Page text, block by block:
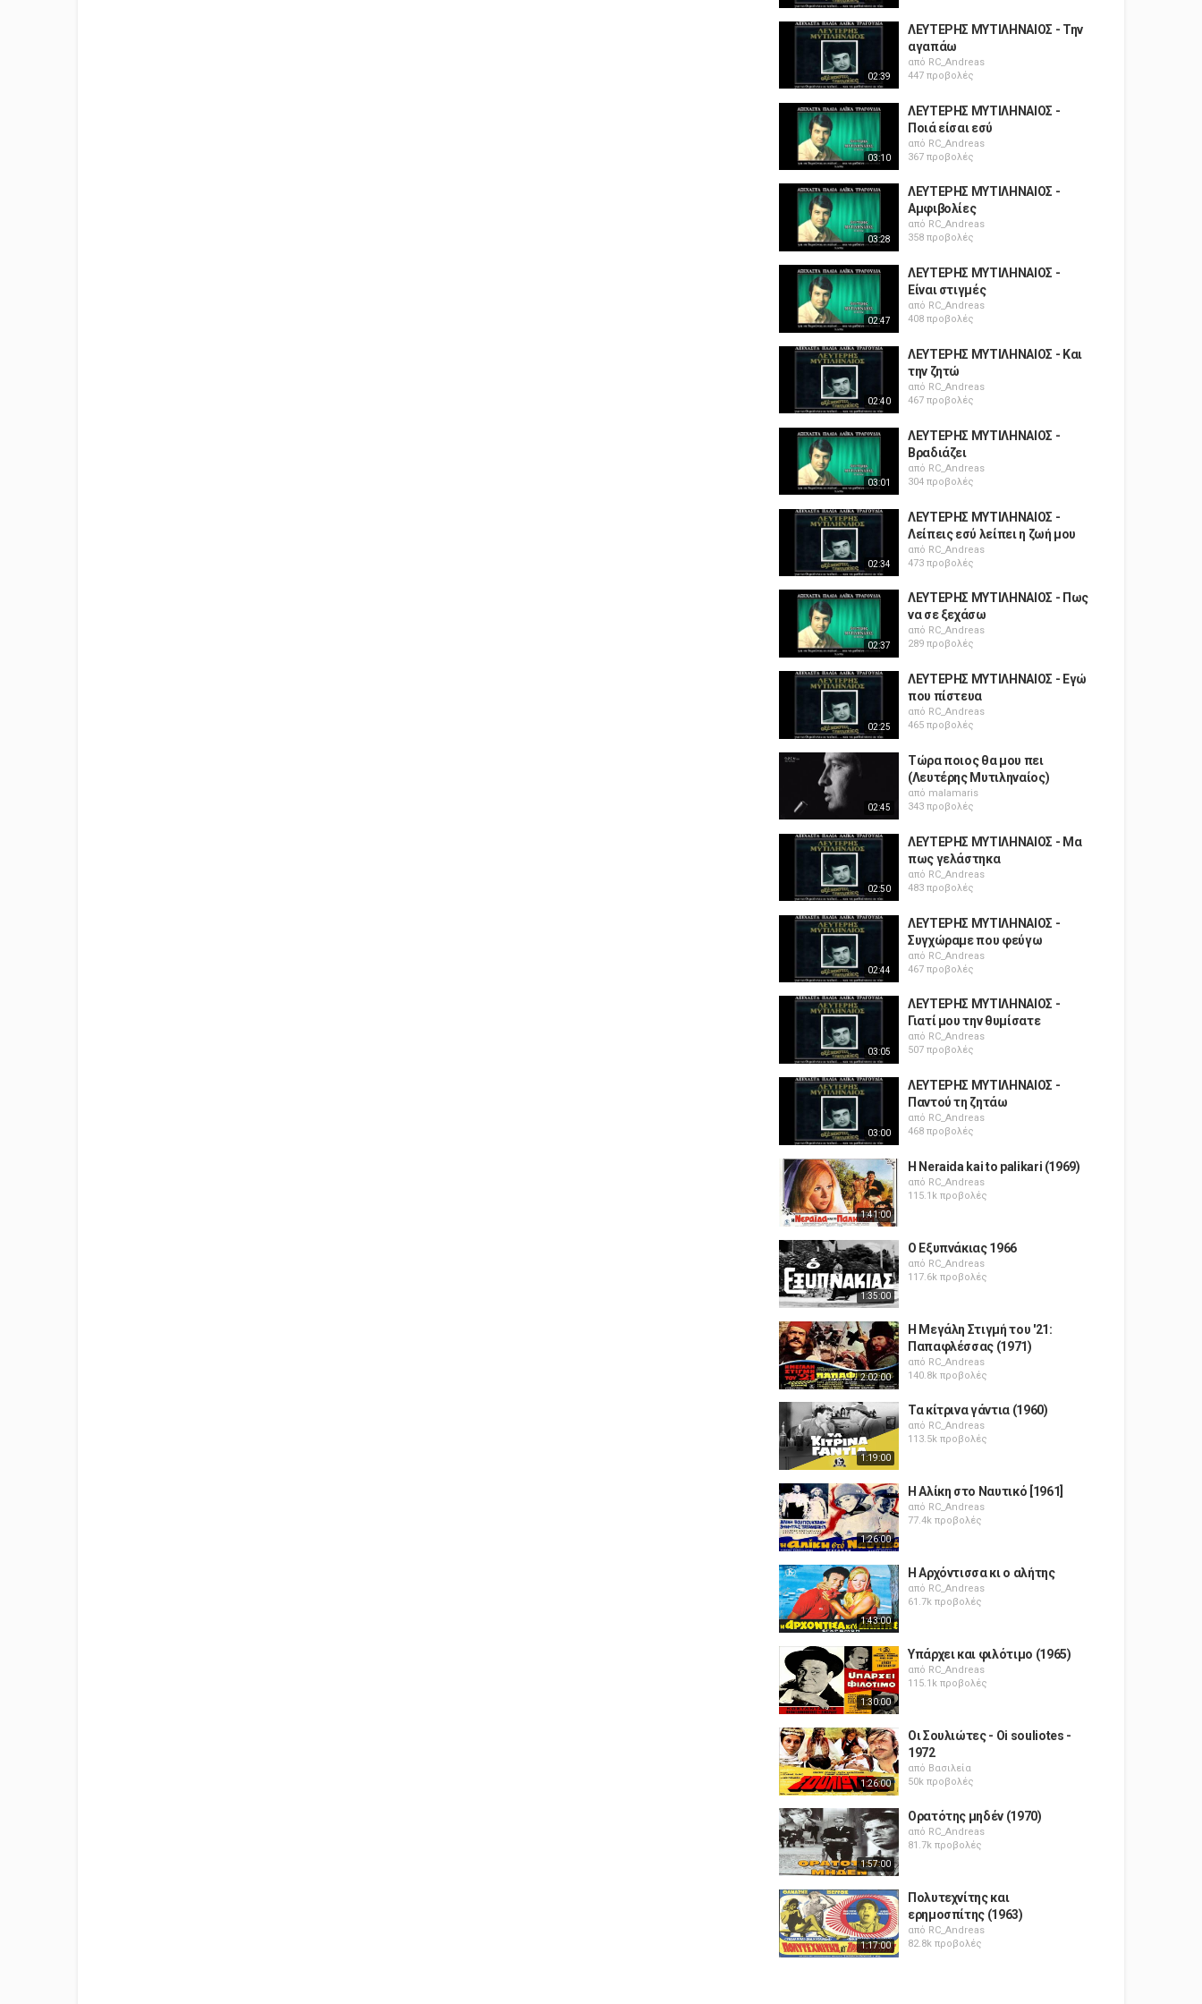
02:39
ΛΕΥΤΕΡΗΣ ΜΥΤΙΛΗΝΑΙΟΣ - Την
αγαπάω
από RC_Andreas
447 προβολές
03:10
ΛΕΥΤΕΡΗΣ ΜΥΤΙΛΗΝΑΙΟΣ -
Ποιά είσαι εσύ
από RC_Andreas
367 προβολές
03:28
ΛΕΥΤΕΡΗΣ ΜΥΤΙΛΗΝΑΙΟΣ -
Αμφιβολίες
από RC_Andreas
358 προβολές
02:47
ΛΕΥΤΕΡΗΣ ΜΥΤΙΛΗΝΑΙΟΣ -
Είναι στιγμές
από RC_Andreas
408 προβολές
02:40
ΛΕΥΤΕΡΗΣ ΜΥΤΙΛΗΝΑΙΟΣ - Και
την ζητώ
από RC_Andreas
467 προβολές
03:01
ΛΕΥΤΕΡΗΣ ΜΥΤΙΛΗΝΑΙΟΣ -
Βραδιάζει
από RC_Andreas
304 προβολές
02:34
ΛΕΥΤΕΡΗΣ ΜΥΤΙΛΗΝΑΙΟΣ -
Λείπεις εσύ λείπει η ζωή μου
από RC_Andreas
473 προβολές
02:37
ΛΕΥΤΕΡΗΣ ΜΥΤΙΛΗΝΑΙΟΣ - Πως
να σε ξεχάσω
από RC_Andreas
289 προβολές
02:25
ΛΕΥΤΕΡΗΣ ΜΥΤΙΛΗΝΑΙΟΣ - Εγώ
που πίστευα
από RC_Andreas
465 προβολές
02:45
Τώρα ποιος θα μου πει
(Λευτέρης Μυτιληναίος)
από malamaris
343 προβολές
02:50
ΛΕΥΤΕΡΗΣ ΜΥΤΙΛΗΝΑΙΟΣ - Μα
πως γελάστηκα
από RC_Andreas
483 προβολές
02:44
ΛΕΥΤΕΡΗΣ ΜΥΤΙΛΗΝΑΙΟΣ -
Συγχώραμε που φεύγω
από RC_Andreas
467 προβολές
03:05
ΛΕΥΤΕΡΗΣ ΜΥΤΙΛΗΝΑΙΟΣ -
Γιατί μου την θυμίσατε
από RC_Andreas
507 προβολές
03:00
ΛΕΥΤΕΡΗΣ ΜΥΤΙΛΗΝΑΙΟΣ -
Παντού τη ζητάω
από RC_Andreas
468 προβολές
1:41:00
H Neraida kai to palikari (1969)
από RC_Andreas
115.1k προβολές
1:35:00
Ο Εξυπνάκιας 1966
από RC_Andreas
117.6k προβολές
2:02:00
Η Μεγάλη Στιγμή του '21:
Παπαφλέσσας (1971)
από RC_Andreas
140.8k προβολές
1:19:00
Τα κίτρινα γάντια (1960)
από RC_Andreas
113.5k προβολές
1:26:00
Η Αλίκη στο Ναυτικό [1961]
από RC_Andreas
77.4k προβολές
1:43:00
Η Αρχόντισσα κι ο αλήτης
από RC_Andreas
61.7k προβολές
1:30:00
Υπάρχει και φιλότιμο (1965)
από RC_Andreas
115.1k προβολές
1:26:00
Οι Σουλιώτες - Oi souliotes -
1972
από Βασιλεία
50k προβολές
1:57:00
Ορατότης μηδέν (1970)
από RC_Andreas
81.7k προβολές
1:17:00
Πολυτεχνίτης και
ερημοσπίτης (1963)
από RC_Andreas
82.8k προβολές